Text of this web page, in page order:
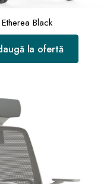
Etherea Black
la ofertă